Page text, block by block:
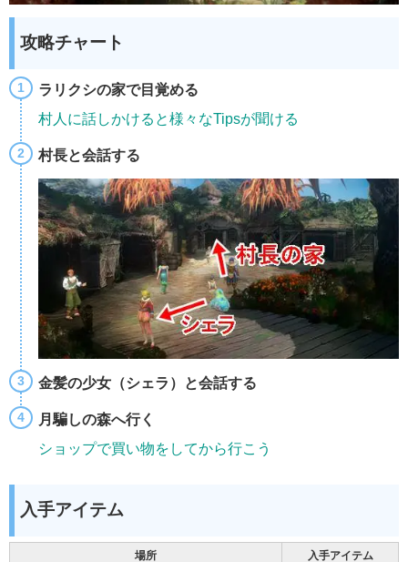
攻略チャート
ラリクシの家で目覚める
村人に話しかけると様々なTipsが聞ける
村長と会話する
金髪の少女（シェラ）と会話する
月騙しの森へ行く
ショップで買い物をしてから行こう
入手アイテム
場所 入手アイテム